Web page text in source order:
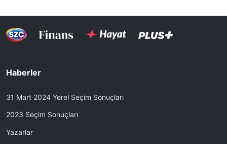
Haberler
31 Mart 2024 Yerel Seçim Sonuçları
2023 Seçim Sonuçları
Yazarlar